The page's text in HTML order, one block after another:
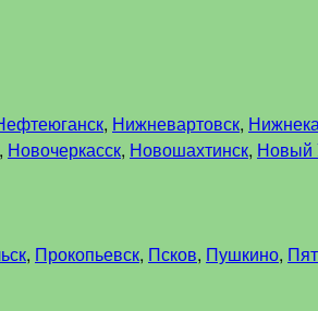
, Нижневартовск,
, Новочеркасск, Новошахтинск, Новый
, Прокопьевск, Псков, Пушкино,